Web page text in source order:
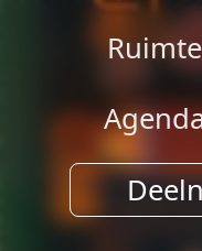
Ruimte